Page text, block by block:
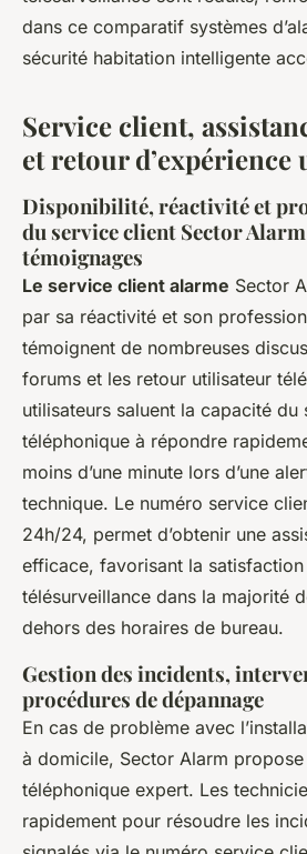
dans ce comparatif systèmes
sécurité habitation intelligente
Service client,
et retour
Disponibilité, réactivité et
du service client Sector
témoignages
Le service client alarme Sector
par sa réactivité et son
témoignent de nombreuses
forums et les retour utilisateur
utilisateurs saluent la capacité du
téléphonique à répondre
moins d’une minute lors d’une
technique. Le numéro service
24h/24, permet d’obtenir une
efficace, favorisant la
télésurveillance dans la majorité
dehors des horaires de bureau.
Gestion des incidents,
procédures de dépannage
En cas de problème avec
à domicile, Sector Alarm
téléphonique expert. Les
rapidement pour résoudre les